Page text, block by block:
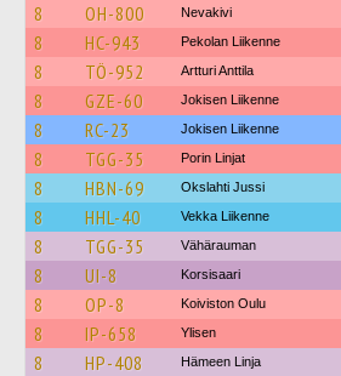
8 OH-800 Nevakivi
8 HC-943 Pekolan Liikenne
8 TÖ-952 Artturi Anttila
8 GZE-60 Jokisen Liikenne
8 RC-23 Jokisen Liikenne
8 TGG-35 Porin Linjat
8 HBN-69 Okslahti Jussi
8 HHL-40 Vekka Liikenne
8 TGG-35 Vähärauman
8 UI-8 Korsisaari
8 OP-8 Koiviston Oulu
8 IP-658 Ylisen
8 HP-408 Hämeen Linja